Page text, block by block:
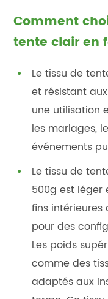
Comment
tente clair en
Le tissu de
et résistant
une utilisation
les mariages,
événements
Le tissu de
500g est léger
fins
pour des
Les poids
comme des
adaptés aux